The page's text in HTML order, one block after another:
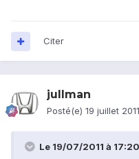
Citer
jullman
Posté(e) 19 juillet 2011
Le 19/07/2011 à